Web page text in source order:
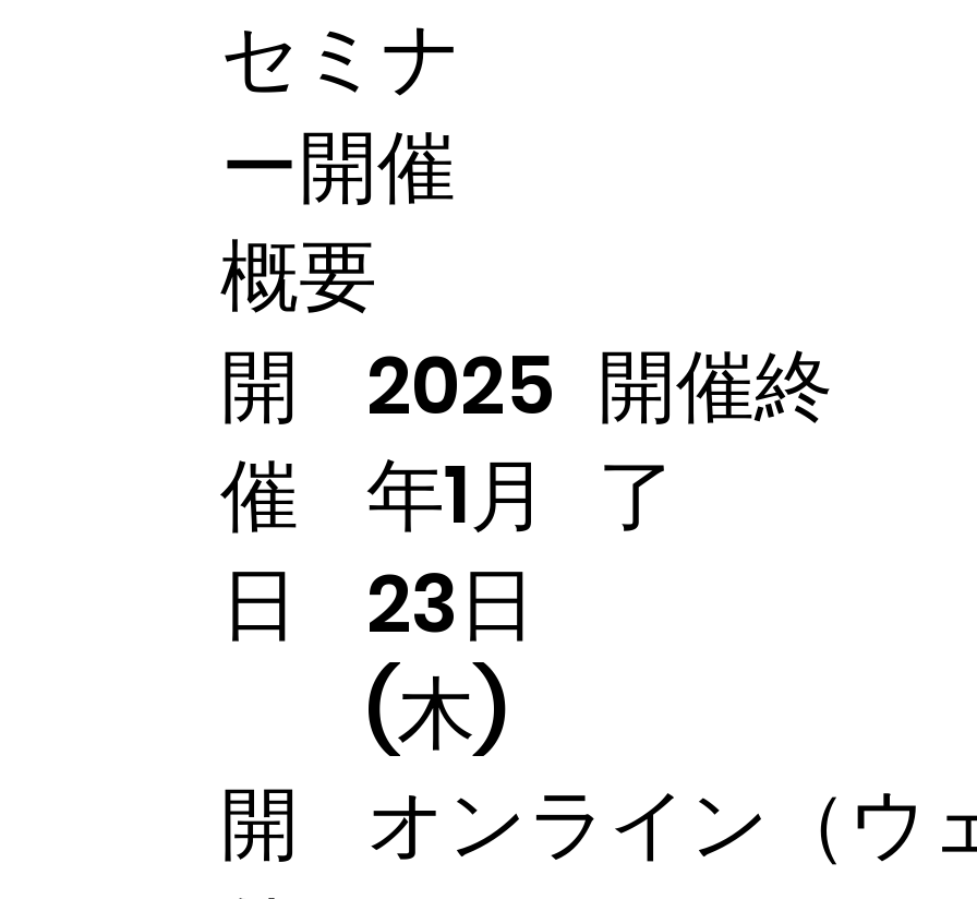
​セミナ
ー開催
概要
​開
催
日
​開
2025
年1月
23日
(木)
開催終
了
オンライン（ウ